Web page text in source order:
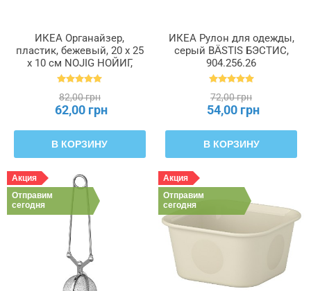
ИКЕА Органайзер,
пластик, бежевый, 20 x 25
x 10 см NOJIG НОЙИГ,
204.681.05
82,00 грн
62,00 грн
В КОРЗИНУ
ИКЕА Рулон для одежды,
серый BÄSTIS БЭСТИС,
904.256.26
72,00 грн
54,00 грн
В КОРЗИНУ
Акция
Отправим
сегодня
Акция
Отправим
сегодня